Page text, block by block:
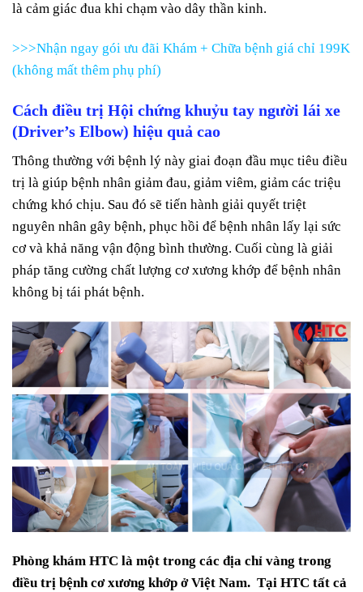
là cảm giác đua khi chạm vào dây thần kinh.
>>>Nhận ngay gói ưu đãi Khám + Chữa bệnh giá chỉ 199K
(không mất thêm phụ phí)
Cách điều trị Hội chứng khuỷu tay người lái xe
(Driver’s Elbow) hiệu quả cao
Thông thường với bệnh lý này giai đoạn đầu mục tiêu điều
trị là giúp bệnh nhân giảm đau, giảm viêm, giảm các triệu
chứng khó chịu. Sau đó sẽ tiến hành giải quyết triệt
nguyên nhân gây bệnh, phục hồi để bệnh nhân lấy lại sức
cơ và khả năng vận động bình thường. Cuối cùng là giải
pháp tăng cường chất lượng cơ xương khớp để bệnh nhân
không bị tái phát bệnh.
Phòng khám HTC là một trong các địa chỉ vàng trong
điều trị bệnh cơ xương khớp ở Việt Nam. Tại HTC tất cả